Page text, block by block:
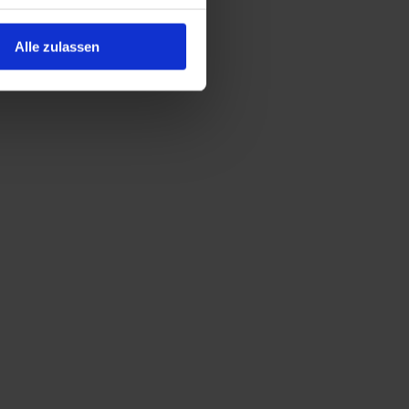
Alle zulassen